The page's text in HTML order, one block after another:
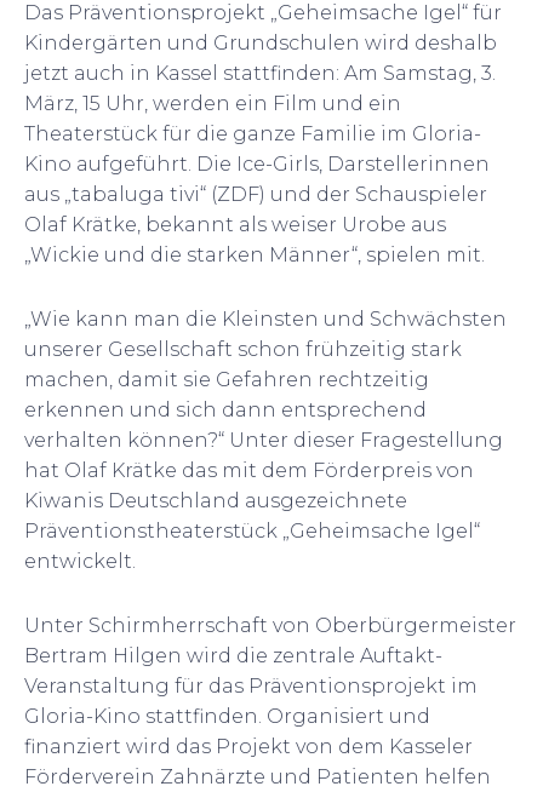
Das Präventionsprojekt „Geheimsache Igel“ für
Kindergärten und Grundschulen wird deshalb
jetzt auch in Kassel stattfinden: Am Samstag, 3.
März, 15 Uhr, werden ein Film und ein
Theaterstück für die ganze Familie im Gloria-
Kino aufgeführt. Die Ice-Girls, Darstellerinnen
aus „tabaluga tivi“ (ZDF) und der Schauspieler
Olaf Krätke, bekannt als weiser Urobe aus
„Wickie und die starken Männer“, spielen mit.
„Wie kann man die Kleinsten und Schwächsten
unserer Gesellschaft schon frühzeitig stark
machen, damit sie Gefahren rechtzeitig
erkennen und sich dann entsprechend
verhalten können?“ Unter dieser Fragestellung
hat Olaf Krätke das mit dem Förderpreis von
Kiwanis Deutschland ausgezeichnete
Präventionstheaterstück „Geheimsache Igel“
entwickelt.
Unter Schirmherrschaft von Oberbürgermeister
Bertram Hilgen wird die zentrale Auftakt-
Veranstaltung für das Präventionsprojekt im
Gloria-Kino stattfinden. Organisiert und
finanziert wird das Projekt von dem Kasseler
Förderverein Zahnärzte und Patienten helfen